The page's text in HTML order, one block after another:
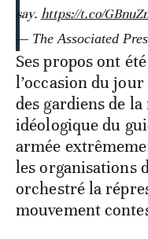
say. https://t.co/
— The Associated
Ses propos ont
l’occasion du
des gardiens de
idéologique du
armée
les organisations
orchestré la
mouvement